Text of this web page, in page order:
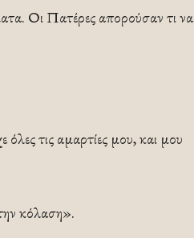
Οι Πατέρες απορούσαν τι να
τις αμαρτίες μου, και μου
κόλαση».